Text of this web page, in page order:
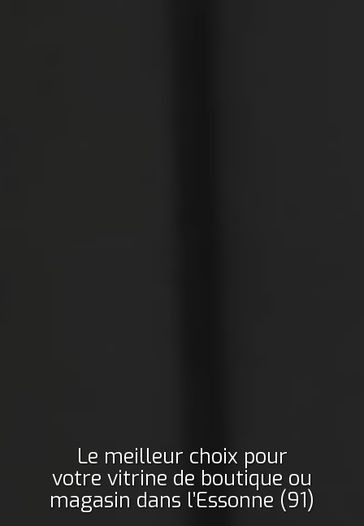
Le meilleur choix pour
votre vitrine de boutique ou
magasin dans l’Essonne (91)